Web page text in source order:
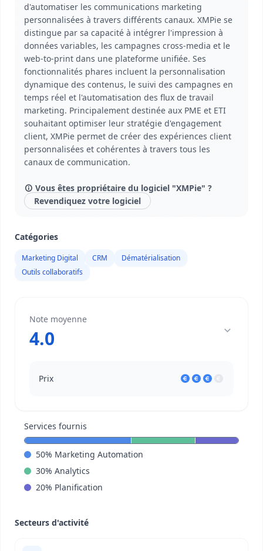
d'automatiser les communications marketing
personnalisées à travers différents canaux. XMPie se
distingue par sa capacité à intégrer l'impression à
données variables, les campagnes cross-media et le
web-to-print dans une plateforme unifiée. Ses
fonctionnalités phares incluent la personnalisation
dynamique des contenus, le suivi des campagnes en
temps réel et l'automatisation des flux de travail
marketing. Principalement destinée aux PME et ETI
souhaitant optimiser leur stratégie d'engagement
client, XMPie permet de créer des expériences client
personnalisées et cohérentes à travers tous les
canaux de communication.
Vous êtes propriétaire du logiciel "XMPie" ?
Revendiquez votre logiciel
Catégories
Marketing Digital CRM
Dématérialisation
Outils collaboratifs
Note moyenne
4.0
Prix
Services fournis
50% Marketing Automation
30% Analytics
20% Planification
Secteurs d'activité